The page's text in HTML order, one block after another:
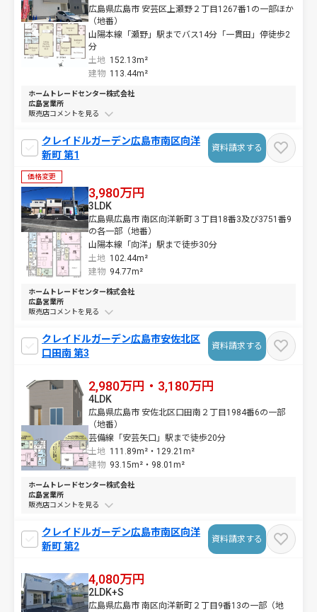
広島県広島市 安芸区上瀬野２丁目1267番1の一部ほか
（地番）
山陽本線「瀬野」駅までバス14分「一貫田」停徒歩2
分
土地 152.13m²
建物 113.44m²
ホームトレードセンター株式会社
広島営業所
販売店コメントを
クレイドルガーデン広島市南区向洋
新町 第1
資料請求する
価格変更
3,980万円
広島県広島市 南区向洋新町３丁目18番3及び3751番9
の各一部（地番）
山陽本線「向洋」駅まで徒歩30分
土地 102.44m²
3LDK
建物 94.77m²
ホームトレードセンター株式会社
広島営業所
販売店コメントを
クレイドルガーデン広島市安佐北区
口田南 第3
資料請求する
2,980万円・3,180万円
広島県広島市 安佐北区口田南２丁目1984番6の一部
（地番）
芸備線「安芸矢口」駅まで徒歩20分
土地 111.89m²・ 129.21m²
4LDK
建物 93.15m²・ 98.01m²
ホームトレードセンター株式会社
広島営業所
販売店コメントを
クレイドルガーデン広島市南区向洋
新町 第2
資料請求する
4,080万円
広島県広島市 南区向洋新町２丁目9番13の一部（地
2LDK+S